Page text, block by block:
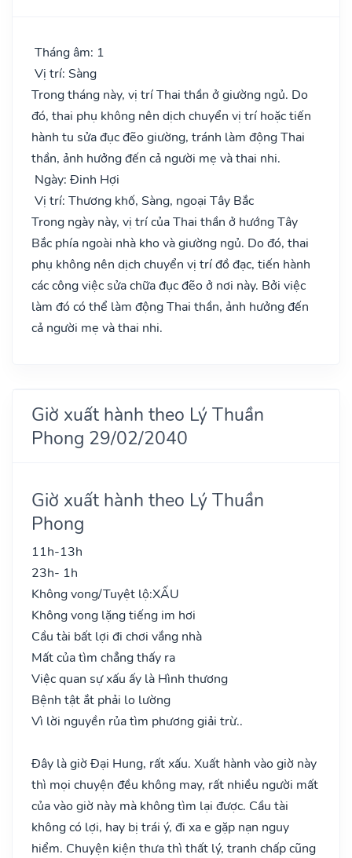
Tháng âm: 1
Vị trí: Sàng
Trong tháng này, vị trí Thai thần ở giường ngủ. Do
đó, thai phụ không nên dịch chuyển vị trí hoặc tiến
hành tu sửa đục đẽo giường, tránh làm động Thai
thần, ảnh hưởng đến cả người mẹ và thai nhi.
Ngày: Đinh Hợi
Vị trí: Thương khố, Sàng, ngoại Tây Bắc
Trong ngày này, vị trí của Thai thần ở hướng Tây
Bắc phía ngoài nhà kho và giường ngủ. Do đó, thai
phụ không nên dịch chuyển vị trí đồ đạc, tiến hành
các công việc sửa chữa đục đẽo ở nơi này. Bởi việc
làm đó có thể làm động Thai thần, ảnh hưởng đến
cả người mẹ và thai nhi.
Giờ xuất hành theo Lý Thuần
Phong 29/02/2040
Giờ xuất hành theo Lý Thuần
Phong
11h-13h
23h- 1h
Không vong/Tuyệt lộ:XẤU
Không vong lặng tiếng im hơi
Cầu tài bất lợi đi chơi vắng nhà
Mất của tìm chẳng thấy ra
Việc quan sự xấu ấy là Hình thương
Bệnh tật ắt phải lo lường
Vì lời nguyền rủa tìm phương giải trừ..
Đây là giờ Đại Hung, rất xấu. Xuất hành vào giờ này
thì mọi chuyện đều không may, rất nhiều người mất
của vào giờ này mà không tìm lại được. Cầu tài
không có lợi, hay bị trái ý, đi xa e gặp nạn nguy
hiểm. Chuyện kiện thưa thì thất lý, tranh chấp cũng